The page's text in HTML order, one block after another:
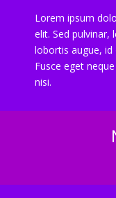
Lorem ipsum
elit. Sed pulvinar,
lobortis augue, id
Fusce eget
nisi.